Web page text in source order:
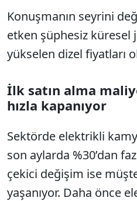
Konuşmanın seyrini
etken şüphesiz
yükselen dizel fiyatları
İlk satın alma
hızla kapanıyor
Sektörde elektrikli
son aylarda %30’dan
çekici değişim ise
yaşanıyor. Daha önce